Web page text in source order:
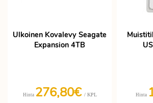
Ulkoinen Kovalevy Seagate
Expansion 4TB
Hinta 276,80€ / KPL Hinta